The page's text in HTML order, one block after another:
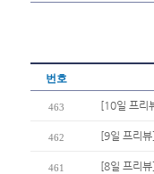
번호
463 [10일 프리
462 [9일 프리
461 [8일 프리